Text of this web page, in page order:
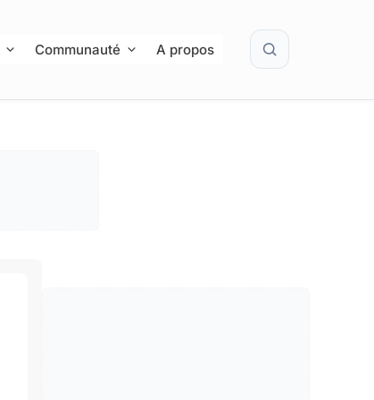
Communauté A propos Rechercher